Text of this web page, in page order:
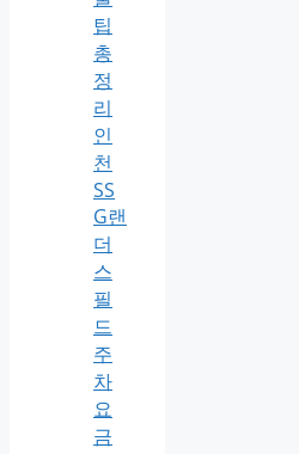
팁
총
정
리
인
천
SS
G랜
더
스
필
드
주
차
요
금